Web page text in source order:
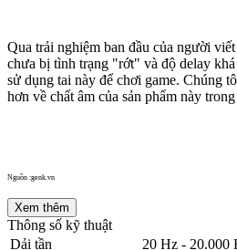
Qua trải nghiệm ban đầu của người
chưa bị tình trạng "rớt" và độ delay
sử dụng tai này để chơi game. Chúng
hơn về chất âm của sản phẩm này
Nguồn :genk.vn
Xem thêm
Thông số kỹ thuật
Dải tần
20 Hz - 20.000